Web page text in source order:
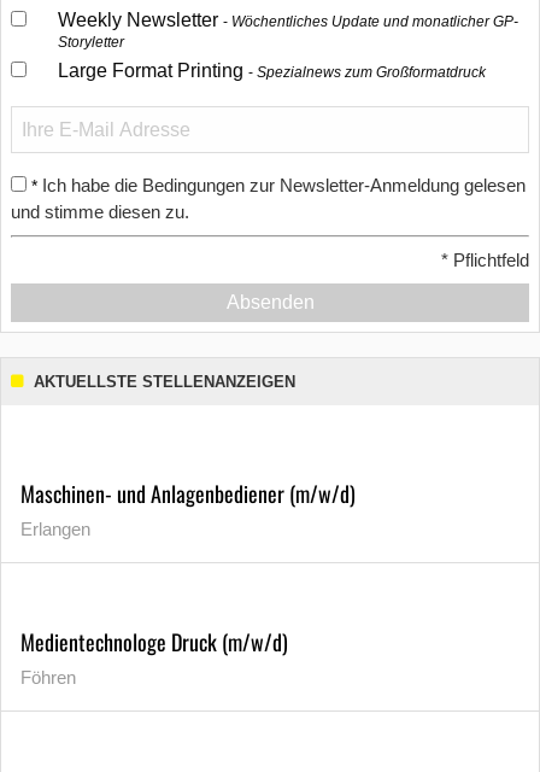
Weekly Newsletter
Wöchentliches Update und monatlicher GP-
Storyletter
Large Format Printing Spezialnews zum Großformatdruck
* Ich habe die Bedingungen zur Newsletter-Anmeldung gelesen
und stimme diesen zu.
* Pflichtfeld
Absenden
AKTUELLSTE STELLENANZEIGEN
Maschinen- und Anlagenbediener (m/w/d)
Erlangen
Medientechnologe Druck (m/w/d)
Föhren